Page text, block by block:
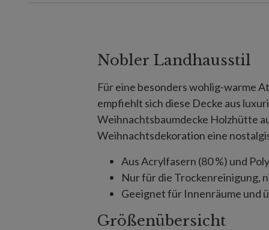
Nobler Landhausstil
Für eine besonders wohlig-warme
empfiehlt sich diese Decke aus
Weihnachtsbaumdecke Holzhütte
Weihnachtsdekoration eine
Aus Acrylfasern (80 %) und
Nur für die Trockenreinigung,
Geeignet für Innenräume und
Größenübersicht